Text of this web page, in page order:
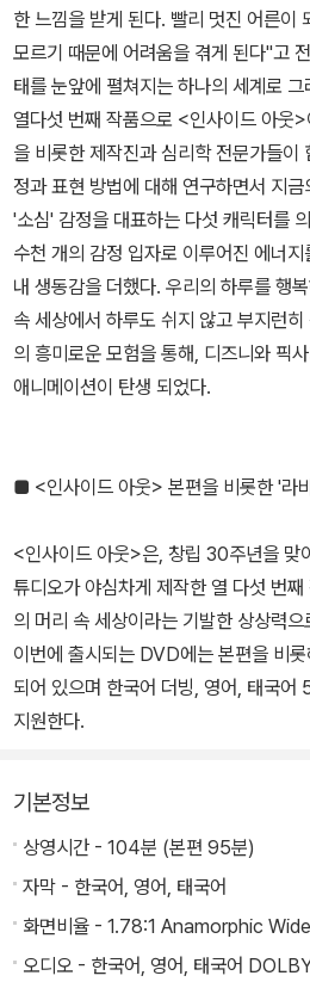
한 느낌을 받게 된다. 빨리 멋진 어른이
모르기 때문에 어려움을 겪게 된다"고
태를 눈앞에 펼쳐지는 하나의 세계로
열다섯 번째 작품으로 <인사이드 아웃
을 비롯한 제작진과 심리학 전문가들이
정과 표현 방법에 대해 연구하면서 지
'소심' 감정을 대표하는 다섯 캐릭터를
수천 개의 감정 입자로 이루어진 에너
내 생동감을 더했다. 우리의 하루를 행
속 세상에서 하루도 쉬지 않고 부지런
의 흥미로운 모험을 통해, 디즈니와 픽
애니메이션이 탄생 되었다.
■ <인사이드 아웃> 본편을 비롯한 '라
<인사이드 아웃>은, 창립 30주년을 맞
튜디오가 야심차게 제작한 열 다섯 번
의 머리 속 세상이라는 기발한 상상력
이번에 출시되는 DVD에는 본편을 비
되어 있으며 한국어 더빙, 영어, 태국어
지원한다.
기본정보
상영시간 - 104분 (본편 95분)
자막 - 한국어, 영어, 태국어
화면비율 - 1.78:1 Anamorphic Wide
오디오 - 한국어, 영어, 태국어